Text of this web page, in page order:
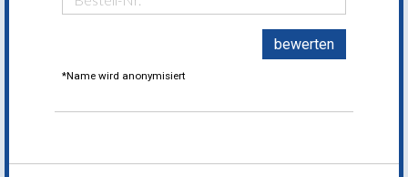
bewerten
*Name wird anonymisiert